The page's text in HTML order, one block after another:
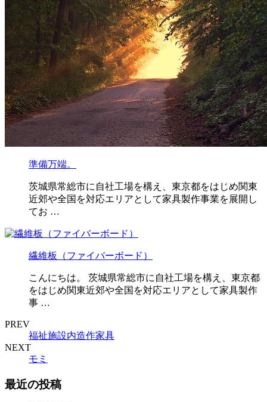
準備万端。
茨城県常総市に自社工場を構え、東京都をはじめ関東
近郊や全国を対応エリアとして家具製作事業を展開し
てお …
繊維板（ファイバーボード）
こんにちは。 茨城県常総市に自社工場を構え、東京都
をはじめ関東近郊や全国を対応エリアとして家具製作
事 …
PREV
福祉施設内造作家具
NEXT
モミ
最近の投稿